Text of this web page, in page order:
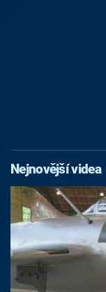
Nejnovější videa